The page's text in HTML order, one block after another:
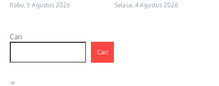
Rabu, 5 Agustus 2026 Selasa, 4 Agustus 2026
Cari
Cari